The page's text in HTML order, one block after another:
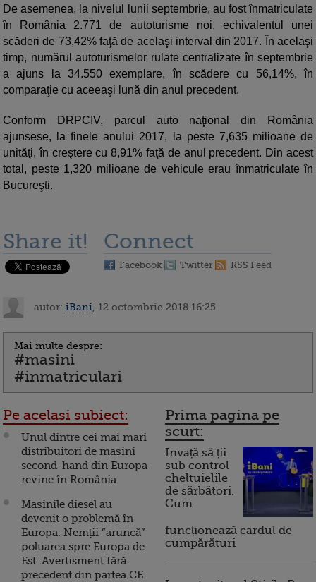
De asemenea, la nivelul lunii septembrie, au fost înmatriculate
în România 2.771 de autoturisme noi, echivalentul unei
scăderi de 73,42% faţă de acelaşi interval din 2017. În acelaşi
timp, numărul autoturismelor rulate centralizate în septembrie
a ajuns la 34.550 exemplare, în scădere cu 56,14%, în
comparaţie cu aceeaşi lună din anul precedent.
Conform DRPCIV, parcul auto naţional din România
ajunsese, la finele anului 2017, la peste 7,635 milioane de
unităţi, în creştere cu 8,91% faţă de anul precedent. Din acest
total, peste 1,320 milioane de vehicule erau înmatriculate în
Bucureşti.
Share it! Connect
Facebook Twitter RSS Feed
autor: iBani , 12 octombrie 2018 16:25
Mai multe despre:
#masini
#inmatriculari
Pe acelasi subiect:
Unul dintre cei mai mari
distribuitori de mașini
second-hand din Europa
revine în România
Mașinile diesel au
devenit o problemă în
Europa. Nemții ”aruncă”
poluarea spre Europa de
Est. Avertisment fără
precedent din partea CE
Prima pagina pe
scurt:
Invață să ții
sub control
cheltuielile
de sărbători.
Cum
funcționează cardul de
cumpărături